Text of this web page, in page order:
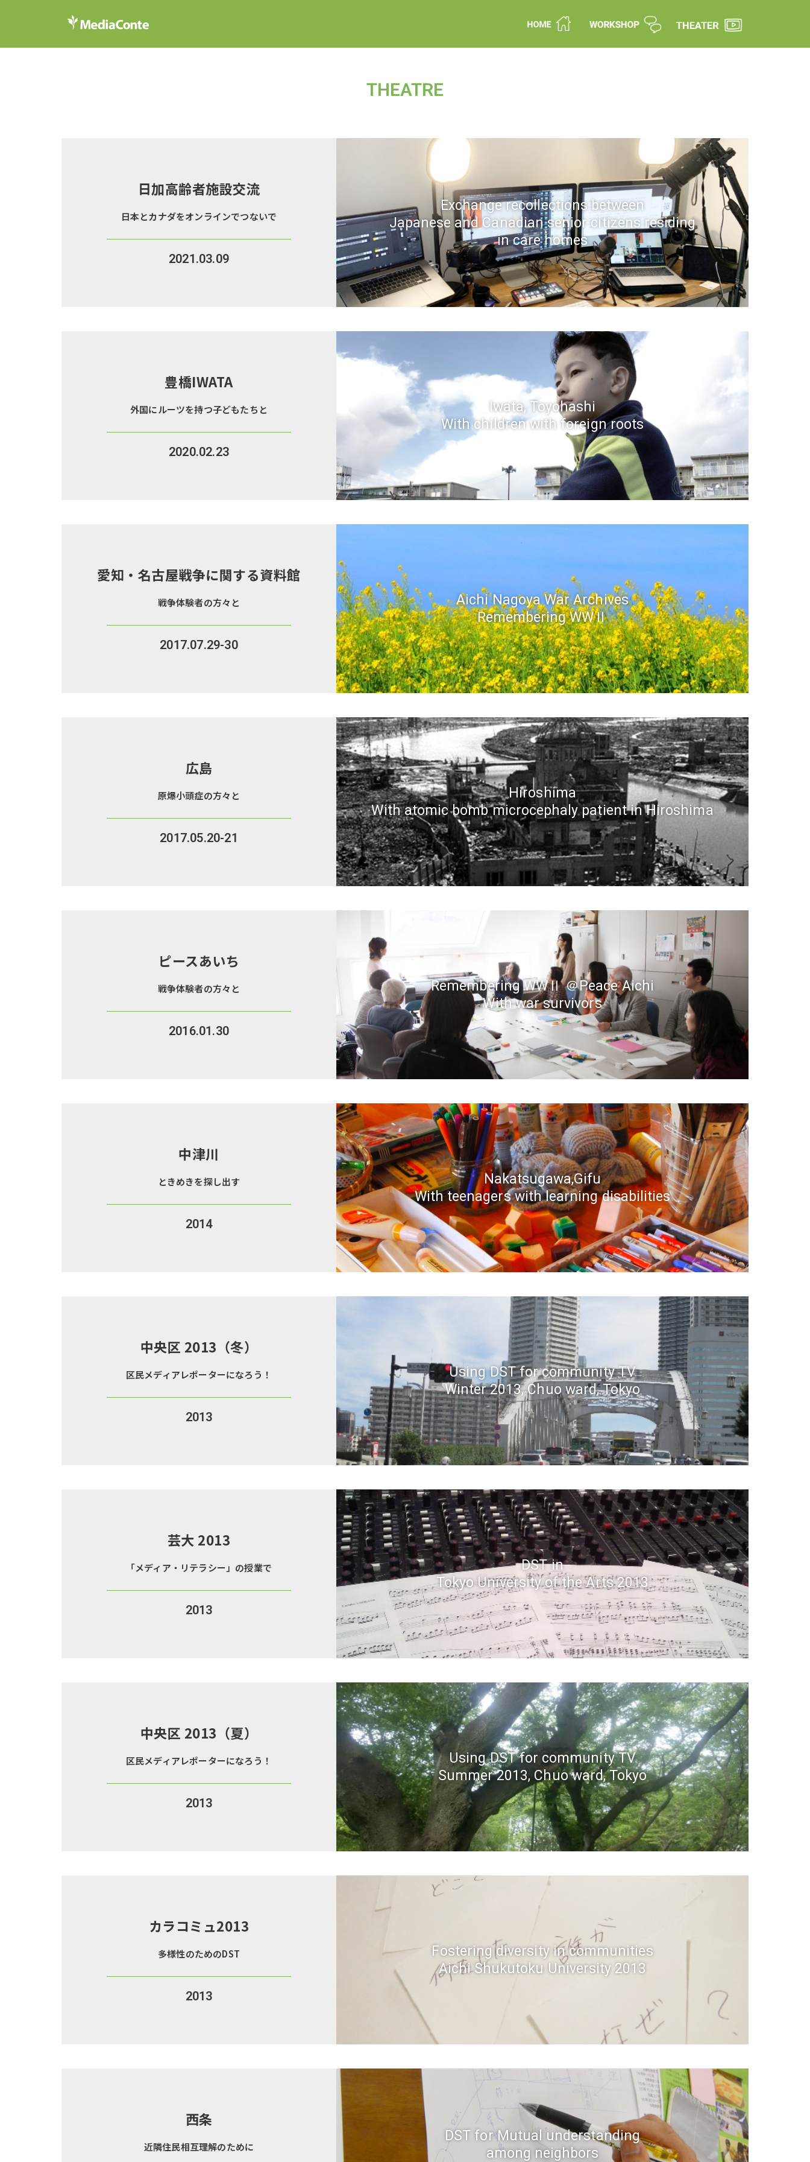
THEATRE
日加高齢者施設交流
日本とカナダをオンラインでつないで
2021.03.09
Exchange recollections between
Japanese and Canadian senior citizens residing
in care homes
豊橋IWATA
外国にルーツを持つ子どもたちと
2020.02.23
Iwata, Toyohashi
With children with foreign roots
愛知・名古屋戦争に関する資料館
戦争体験者の方々と
2017.07.29-30
Aichi Nagoya War Archives
Remembering WWⅡ
広島
原爆小頭症の方々と
2017.05.20-21
Hiroshima
With atomic bomb microcephaly patient in Hiroshima
ピースあいち
戦争体験者の方々と
2016.01.30
Remembering WWⅡ ＠Peace Aichi
With war survivors
中津川
ときめきを探し出す
2014
Nakatsugawa,Gifu
With teenagers with learning disabilities
中央区 2013（冬）
区民メディアレポーターになろう！
2013
Using DST for community TV
Winter 2013, Chuo ward, Tokyo
芸大 2013
「メディア・リテラシー」の授業で
2013
DST in
Tokyo University of the Arts 2013
中央区 2013（夏）
区民メディアレポーターになろう！
2013
Using DST for community TV
Summer 2013, Chuo ward, Tokyo
カラコミュ2013
多様性のためのDST
2013
Fostering diversity in communities
Aichi Shukutoku University 2013
西条
近隣住民相互理解のために
DST for Mutual understanding
among neighbors